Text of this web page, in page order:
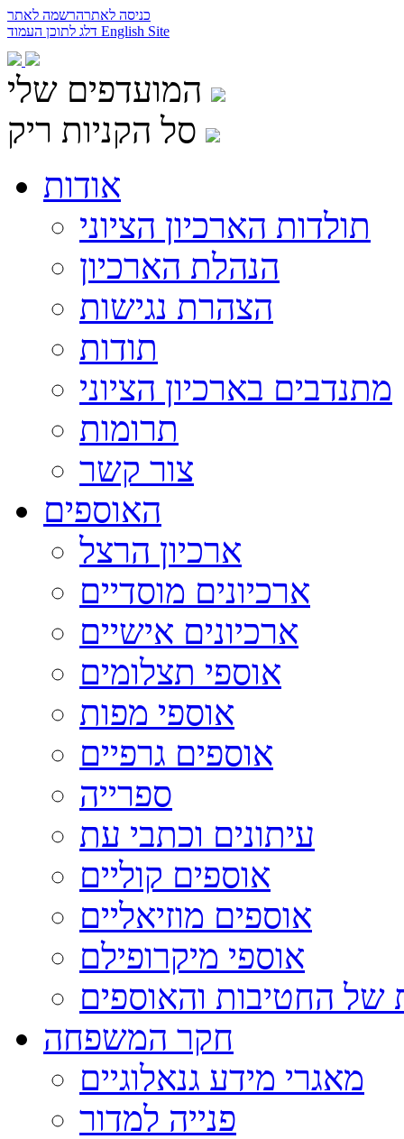
כניסה לאתרהרשמה לאתר
English Site
המועדפים שלי
סל הקניות ריק
אודות
תולדות הארכיון הציוני
הנהלת הארכיון
הצהרת נגישות
תודות
מתנדבים בארכיון הציוני
תרומות
צור קשר
האוספים
ארכיון הרצל
ארכיונים מוסדיים
ארכיונים אישיים
אוספי תצלומים
אוספי מפות
אוספים גרפיים
ספרייה
עיתונים וכתבי עת
אוספים קוליים
אוספים מוזיאליים
אוספי מיקרופילם
של החטיבות והאוספים
חקר המשפחה
מאגרי מידע גנאלוגיים
פנייה למדור